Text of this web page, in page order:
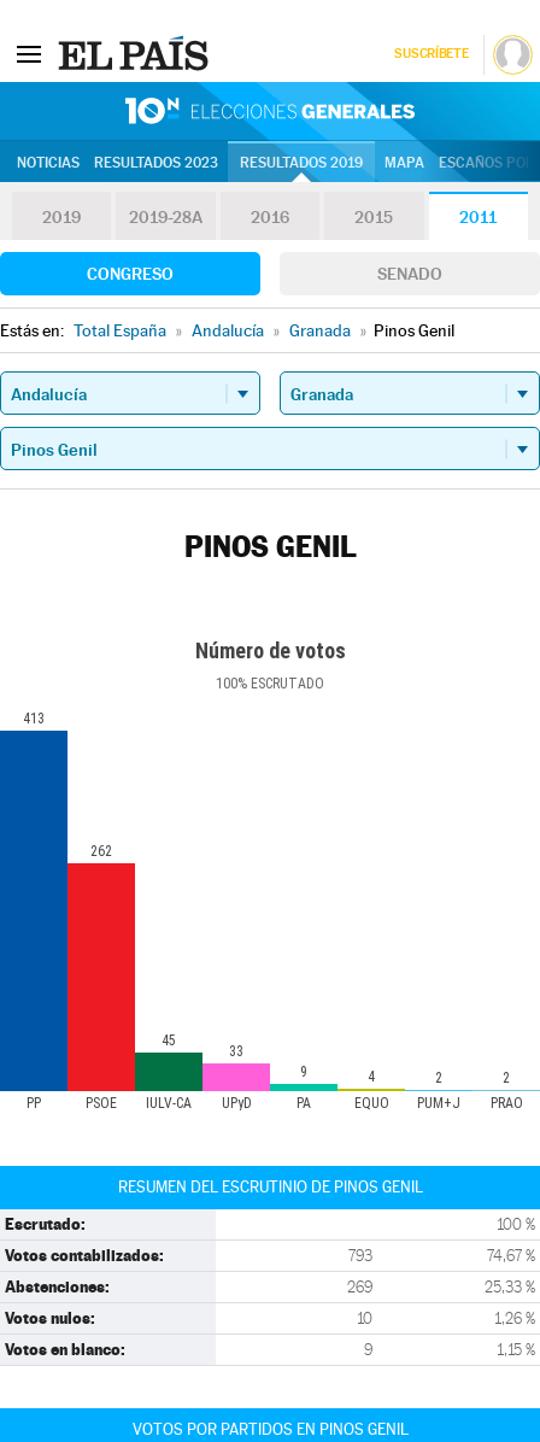
SUSCRÍBETE
NOTICIAS RESULTADOS 2023 RESULTADOS 2019 MAPA ESCAÑOS
2019 2019-28A 2016 2015 2011
CONGRESO SENADO
Estás en: Total España » Andalucía » Granada » Pinos Genil
PINOS GENIL
Número de votos
100% ESCRUTADO
PP PSOE IULV-CA UPyD PA EQUO PUM+J PRAO
413
262
45
33
9
4 2 2
RESUMEN DEL ESCRUTINIO DE PINOS GENIL
Escrutado: 100 %
Votos contabilizados: 793 74,67 %
Abstenciones: 269 25,33 %
Votos nulos: 10 1,26 %
Votos en blanco: 9 1,15 %
VOTOS POR PARTIDOS EN PINOS GENIL